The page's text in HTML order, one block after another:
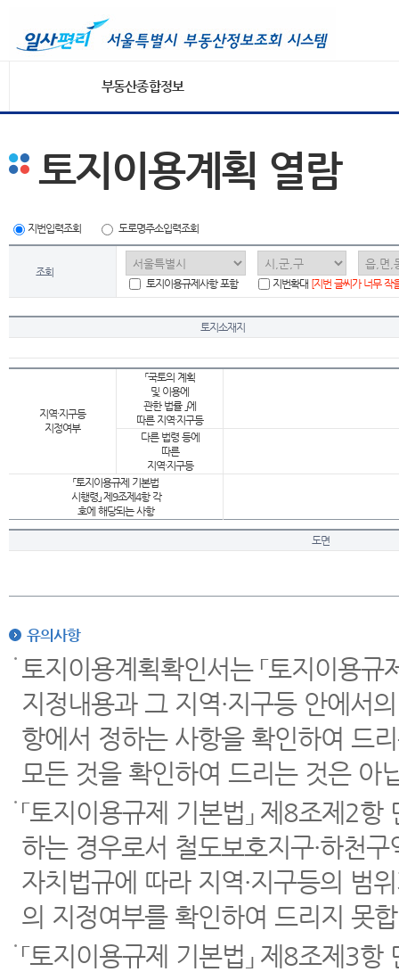
부동산종합정보
토지이용계획 열람
지번입력조회 도로명주소입력조회
조회
토지이용규제사항 포함
지번확대 [지번 글씨가 너무 작
토지소재지
지역·지구등
지정여부
「국토의 계획
및 이용에
관한 법률 」에
따른 지역·지구등
다른 법령 등에
따른
지역·지구등
「토지이용규제 기본법
시행령」 제9조제4항 각
호에 해당되는 사항
도면
유의사항
토지이용계획확인서는 「토지이용
지정내용과 그 지역·지구등 안에서
항에서 정하는 사항을 확인하여 드
모든 것을 확인하여 드리는 것은 아
「토지이용규제 기본법」 제8조제2
하는 경우로서 철도보호지구·하천
자치법규에 따라 지역·지구등의 범
의 지정여부를 확인하여 드리지 못
「토지이용규제 기본법」 제8조제3